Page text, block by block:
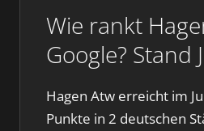
Wie rankt
Google? Stand
Hagen Atw erreicht im
Punkte in 2 deutschen